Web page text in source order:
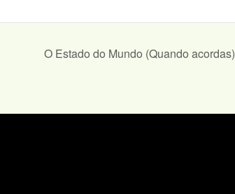
O Estado do Mundo (Quando acordas)